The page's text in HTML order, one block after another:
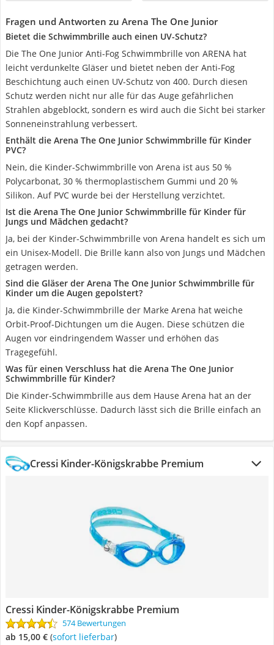
Fragen und Antworten zu Arena The One Junior
Bietet die Schwimmbrille auch einen UV-Schutz?
Die The One Junior Anti-Fog Schwimmbrille von ARENA hat
leicht verdunkelte Gläser und bietet neben der Anti-Fog
Beschichtung auch einen UV-Schutz von 400. Durch diesen
Schutz werden nicht nur alle für das Auge gefährlichen
Strahlen abgeblockt, sondern es wird auch die Sicht bei starker
Sonneneinstrahlung verbessert.
Enthält die Arena The One Junior Schwimmbrille für Kinder
PVC?
Nein, die Kinder-Schwimmbrille von Arena ist aus 50 %
Polycarbonat, 30 % thermoplastischem Gummi und 20 %
Silikon. Auf PVC wurde bei der Herstellung verzichtet.
Ist die Arena The One Junior Schwimmbrille für Kinder für
Jungs und Mädchen gedacht?
Ja, bei der Kinder-Schwimmbrille von Arena handelt es sich um
ein Unisex-Modell. Die Brille kann also von Jungs und Mädchen
getragen werden.
Sind die Gläser der Arena The One Junior Schwimmbrille für
Kinder um die Augen gepolstert?
Ja, die Kinder-Schwimmbrille der Marke Arena hat weiche
Orbit-Proof-Dichtungen um die Augen. Diese schützen die
Augen vor eindringendem Wasser und erhöhen das
Tragegefühl.
Was für einen Verschluss hat die Arena The One Junior
Schwimmbrille für Kinder?
Die Kinder-Schwimmbrille aus dem Hause Arena hat an der
Seite Klickverschlüsse. Dadurch lässt sich die Brille einfach an
den Kopf anpassen.
Cressi Kinder-Königskrabbe Premium
Cressi Kinder-Königskrabbe Premium
574 Bewertungen
ab 15,00 € ( Sofort lieferbar)